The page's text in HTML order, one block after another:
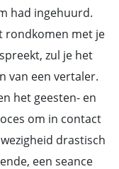
had ingehuurd.
rondkomen met je
zul je het
van een vertaler.
het geesten- en
om in contact
drastisch
een seance